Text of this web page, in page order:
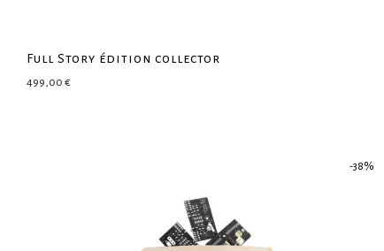
Full Story édition collector
499,00 €
-38%